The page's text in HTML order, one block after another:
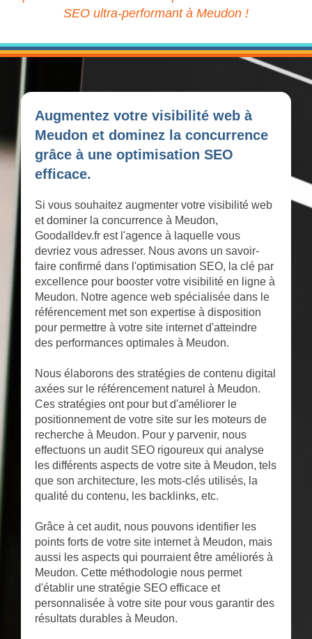
SEO ultra-performant à Meudon !
Augmentez votre visibilité web à
Meudon et dominez la concurrence
grâce à une optimisation SEO
efficace.
Si vous souhaitez augmenter votre visibilité web
et dominer la concurrence à Meudon,
Goodalldev.fr est l'agence à laquelle vous
devriez vous adresser. Nous avons un savoir-
faire confirmé dans l'optimisation SEO, la clé par
excellence pour booster votre visibilité en ligne à
Meudon. Notre agence web spécialisée dans le
référencement met son expertise à disposition
pour permettre à votre site internet d'atteindre
des performances optimales à Meudon.
Nous élaborons des stratégies de contenu digital
axées sur le référencement naturel à Meudon.
Ces stratégies ont pour but d'améliorer le
positionnement de votre site sur les moteurs de
recherche à Meudon. Pour y parvenir, nous
effectuons un audit SEO rigoureux qui analyse
les différents aspects de votre site à Meudon, tels
que son architecture, les mots-clés utilisés, la
qualité du contenu, les backlinks, etc.
Grâce à cet audit, nous pouvons identifier les
points forts de votre site internet à Meudon, mais
aussi les aspects qui pourraient être améliorés à
Meudon. Cette méthodologie nous permet
d'établir une stratégie SEO efficace et
personnalisée à votre site pour vous garantir des
résultats durables à Meudon.